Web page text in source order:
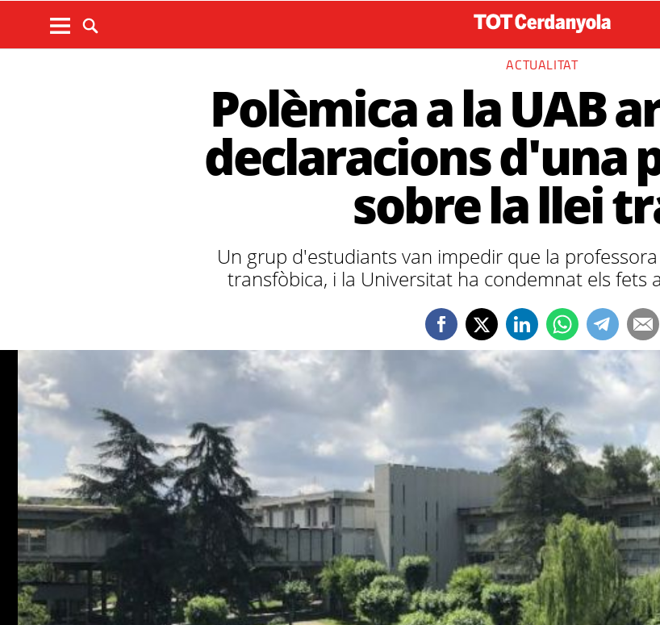
ACTUALITAT
Polèmica a la UAB
declaracions d'una
sobre la llei
Un grup d'estudiants van impedir que la
transfòbica, i la Universitat ha condemnat els fets